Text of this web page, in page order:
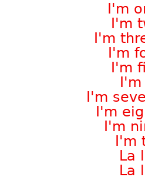
I'm
I'm
I'm
I'm
I'm
I'm
I'm
I'm
I'm
La
La